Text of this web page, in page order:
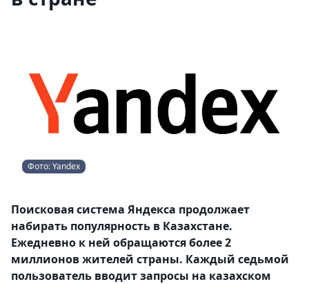
Фото: Yandex
Поисковая система Яндекса продолжает
набирать популярность в Казахстане.
Ежедневно к ней обращаются более 2
миллионов жителей страны. Каждый седьмой
пользователь вводит запросы на казахском